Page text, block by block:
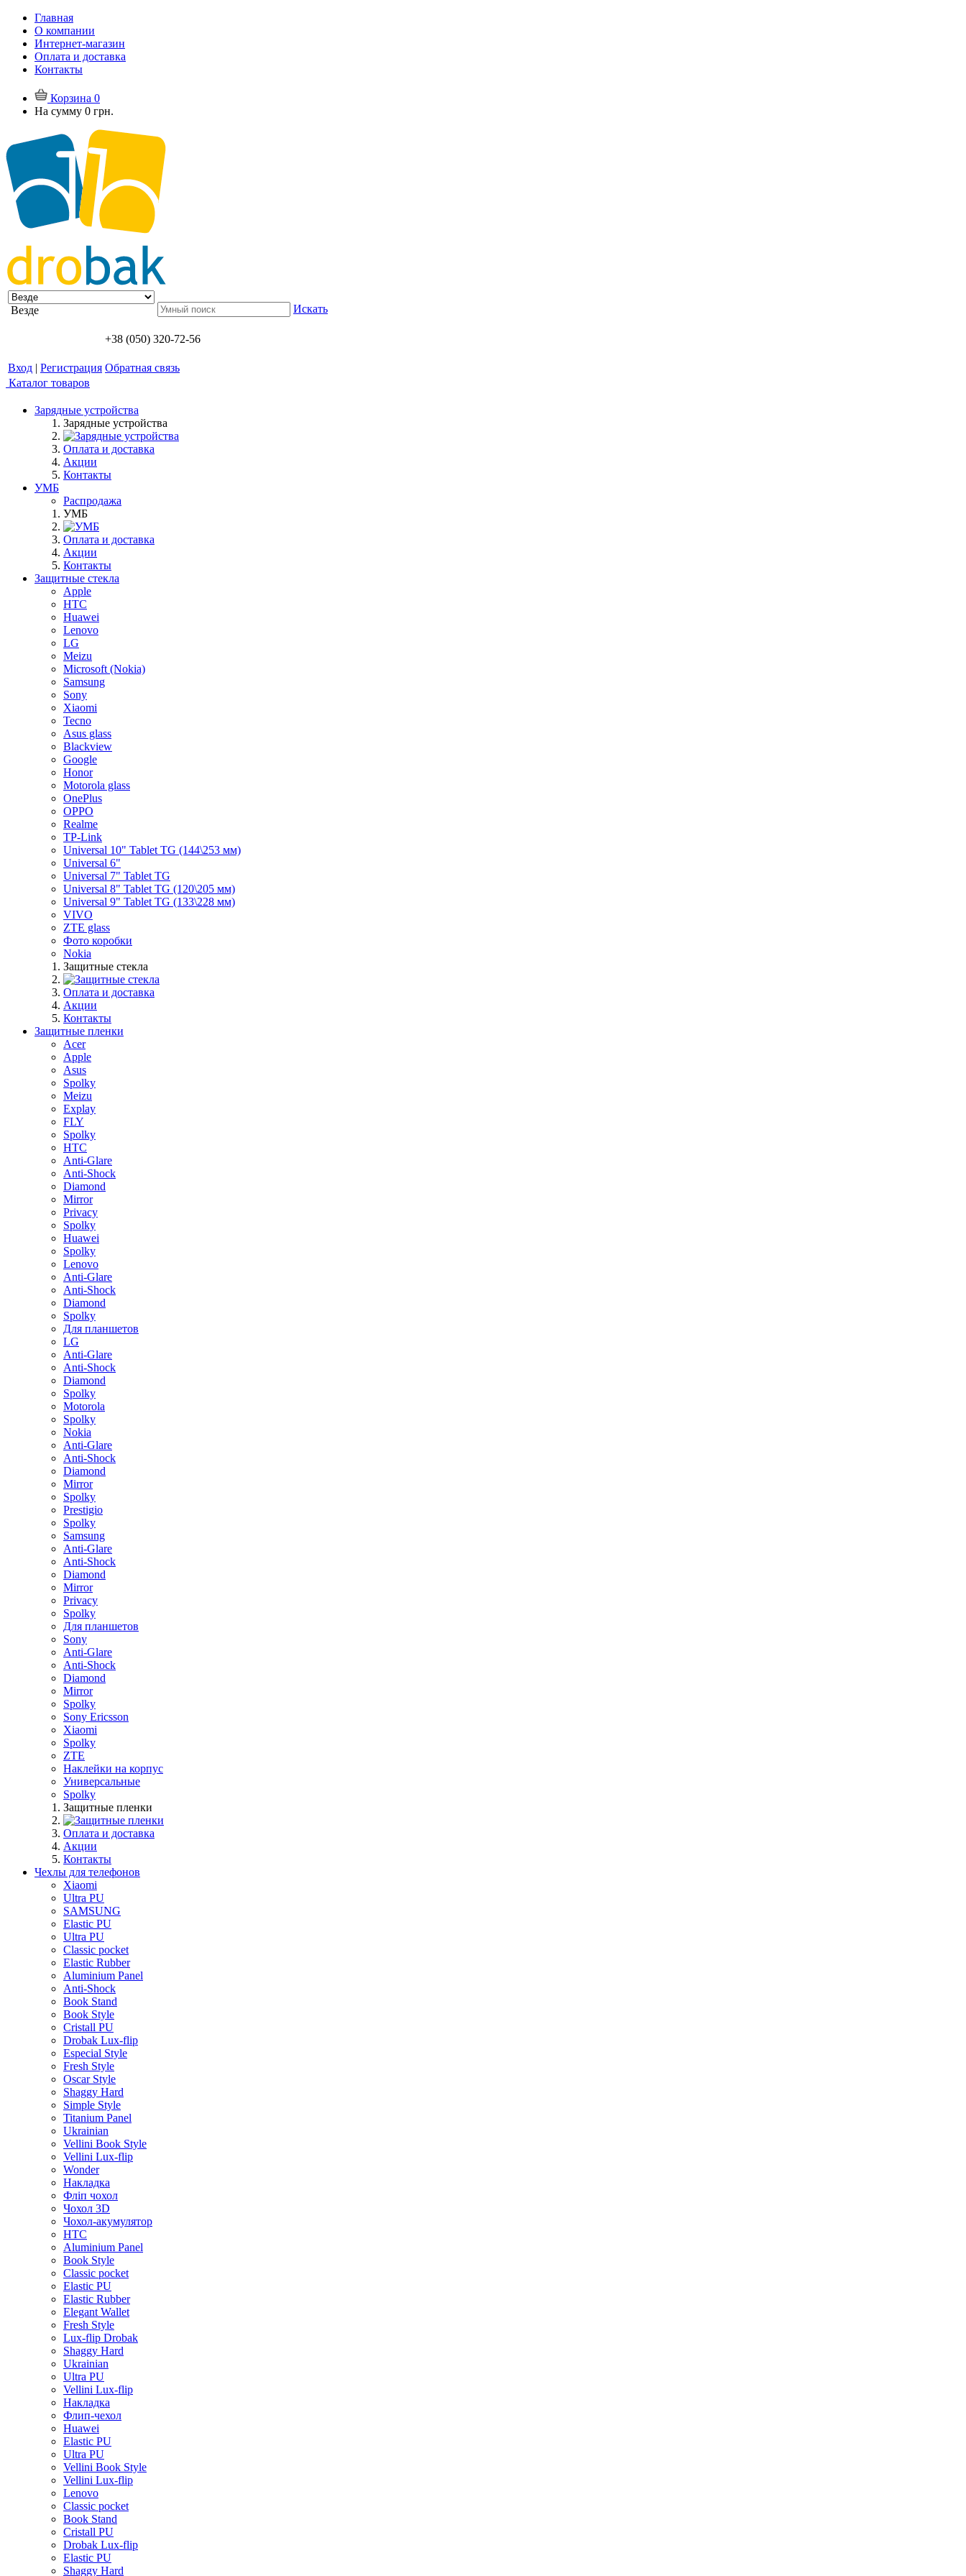
Главная
О компании
Интернет-магазин
Оплата и доставка
Контакты
Корзина 0
На сумму 0 грн.
Везде Искать
+38 (050) 320-72-56
Вход | Регистрация Обратная связь
Каталог товаров
Зарядные устройства
Зарядные устройства
Оплата и доставка
Акции
Контакты
УМБ
Распродажа
УМБ
Оплата и доставка
Акции
Контакты
Защитные стекла
Apple
HTC
Huawei
Lenovo
LG
Meizu
Microsoft (Nokia)
Samsung
Sony
Xiaomi
Tecno
Asus glass
Blackview
Google
Honor
Motorola glass
OnePlus
OPPO
Realme
TP-Link
Universal 10" Tablet TG (144\253 мм)
Universal 6"
Universal 7" Tablet TG
Universal 8" Tablet TG (120\205 мм)
Universal 9" Tablet TG (133\228 мм)
VIVO
ZTE glass
Фото коробки
Nokia
Защитные стекла
Оплата и доставка
Акции
Контакты
Защитные пленки
Acer
Apple
Asus
Spolky
Meizu
Explay
FLY
Spolky
HTC
Anti-Glare
Anti-Shock
Diamond
Mirror
Privacy
Spolky
Huawei
Spolky
Lenovo
Anti-Glare
Anti-Shock
Diamond
Spolky
Для планшетов
LG
Anti-Glare
Anti-Shock
Diamond
Spolky
Motorola
Spolky
Nokia
Anti-Glare
Anti-Shock
Diamond
Mirror
Spolky
Prestigio
Spolky
Samsung
Anti-Glare
Anti-Shock
Diamond
Mirror
Privacy
Spolky
Для планшетов
Sony
Anti-Glare
Anti-Shock
Diamond
Mirror
Spolky
Sony Ericsson
Xiaomi
Spolky
ZTE
Наклейки на корпус
Универсальные
Spolky
Защитные пленки
Оплата и доставка
Акции
Контакты
Чехлы для телефонов
Xiaomi
Ultra PU
SAMSUNG
Elastic PU
Ultra PU
Classic pocket
Elastic Rubber
Aluminium Panel
Anti-Shock
Book Stand
Book Style
Cristall PU
Drobak Lux-flip
Especial Style
Fresh Style
Oscar Style
Shaggy Hard
Simple Style
Titanium Panel
Ukrainian
Vellini Book Style
Vellini Lux-flip
Wonder
Накладка
Фліп чохол
Чохол 3D
Чохол-акумулятор
HTC
Aluminium Panel
Book Style
Classic pocket
Elastic PU
Elastic Rubber
Elegant Wallet
Fresh Style
Lux-flip Drobak
Shaggy Hard
Ukrainian
Ultra PU
Vellini Lux-flip
Накладка
Флип-чехол
Huawei
Elastic PU
Ultra PU
Vellini Book Style
Vellini Lux-flip
Lenovo
Classic pocket
Book Stand
Cristall PU
Drobak Lux-flip
Elastic PU
Shaggy Hard